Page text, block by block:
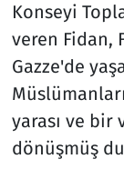
Konseyi
veren Fidan,
Gazze'de
yarası ve bir
dönüşmüş